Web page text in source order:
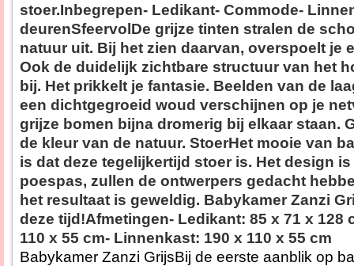
stoer.Inbegrepen- Ledikant- Commode-
deurenSfeervolDe grijze tinten stralen de
natuur uit. Bij het zien daarvan, overspoelt je
Ook de duidelijk zichtbare structuur van het
bij. Het prikkelt je fantasie. Beelden van de
een dichtgegroeid woud verschijnen op je
grijze bomen bijna dromerig bij elkaar staan.
de kleur van de natuur. StoerHet mooie van
is dat deze tegelijkertijd stoer is. Het design
poespas, zullen de ontwerpers gedacht
het resultaat is geweldig. Babykamer Zanzi
deze tijd!Afmetingen- Ledikant: 85 x 71 x 128
110 x 55 cm- Linnenkast: 190 x 110 x 55 cm
Babykamer Zanzi GrijsBij de eerste aanblik op